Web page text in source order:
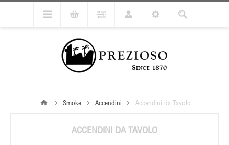
Smoke Accendini Accendini da Tavolo
ACCENDINI DA TAVOLO